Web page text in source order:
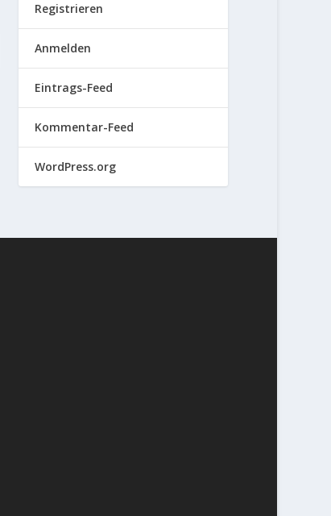
Registrieren
Anmelden
Eintrags-Feed
Kommentar-Feed
WordPress.org